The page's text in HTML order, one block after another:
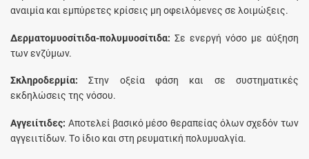
αναιμία και εμπύρετες κρίσεις μη οφειλόμενες σε λοιμώξεις.
Δερματομυοσίτιδα-πολυμυοσίτιδα: Σε ενεργή νόσο με αύξηση
των ενζύμων.
Σκληροδερμία: Στην οξεία φάση και σε συστηματικές
εκδηλώσεις της νόσου.
Αγγειίτιδες: Aποτελεί βασικό μέσο θεραπείας όλων σχεδόν των
αγγειιτίδων. Tο ίδιο και στη ρευματική πολυμυαλγία.